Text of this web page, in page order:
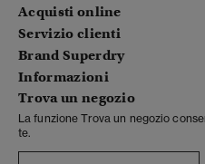
Acquisti online
Servizio clienti
Brand Superdry
Informazioni
Trova un negozio
La funzione Trova un negozio
te.